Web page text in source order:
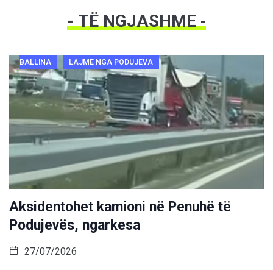
- TË NGJASHME-
BALLINA LAJME NGA PODUJEVA
Aksidentohet kamioni në Penuhë të
Podujevës, ngarkesa
27/07/2026